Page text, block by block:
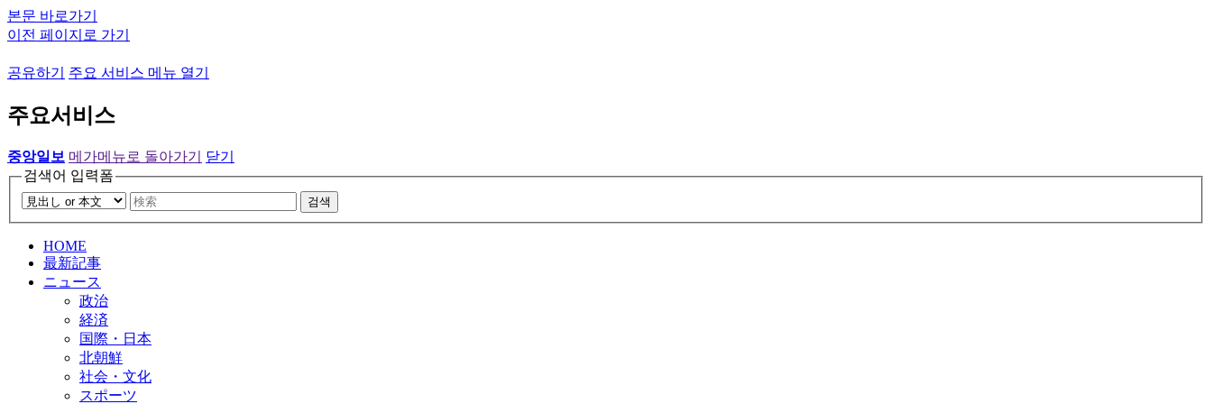
본문 바로가기
이전 페이지로 가기
공유하기 주요 서비스 메뉴 열기
주요서비스
중앙일보 메가메뉴로 돌아가기
닫기
검색어 입력폼
검색
HOME
最新記事
ニュース
政治
経済
国際・日本
北朝鮮
社会・文化
スポーツ